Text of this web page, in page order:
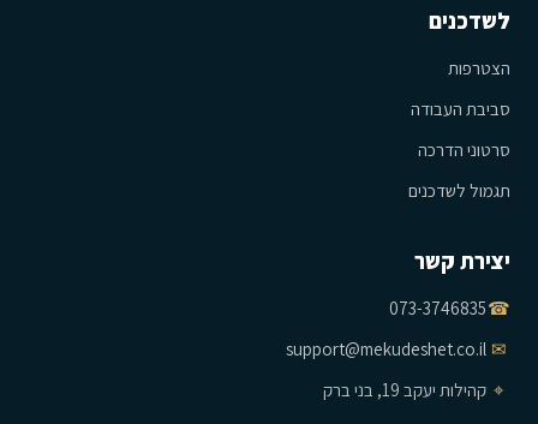
לשדכנים
הצטרפות
סביבת העבודה
סרטוני הדרכה
תגמול לשדכנים
יצירת קשר
☎
073-3746835
✉
support@mekudeshet.co.il
⌖ קהילות יעקב 19, בני ברק